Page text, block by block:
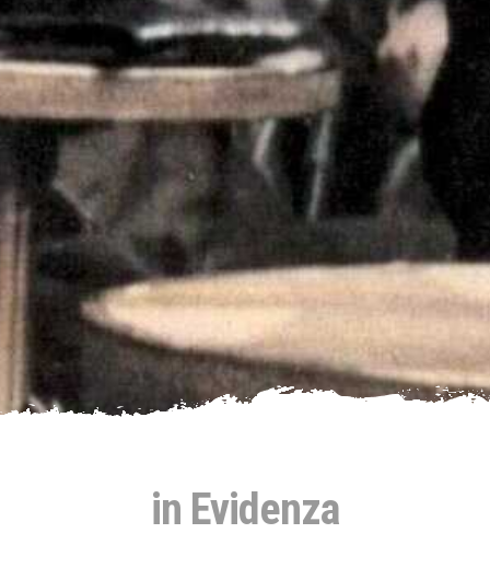
in Evidenza